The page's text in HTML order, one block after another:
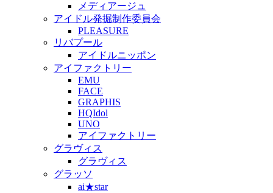
メディアージュ
アイドル発掘制作委員会
PLEASURE
リバプール
アイドルニッポン
アイファクトリー
EMU
FACE
GRAPHIS
HQIdol
UNO
アイファクトリー
グラヴィス
グラヴィス
グラッソ
ai★star